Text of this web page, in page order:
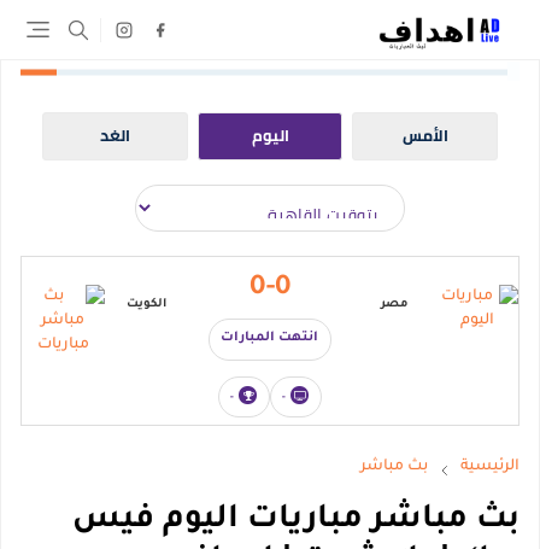
الأمس اليوم الغد
مصر
0-0
انتهت المبارات
-
-
الكويت
الرئيسية بث مباشر
بث مباشر مباريات اليوم فيس